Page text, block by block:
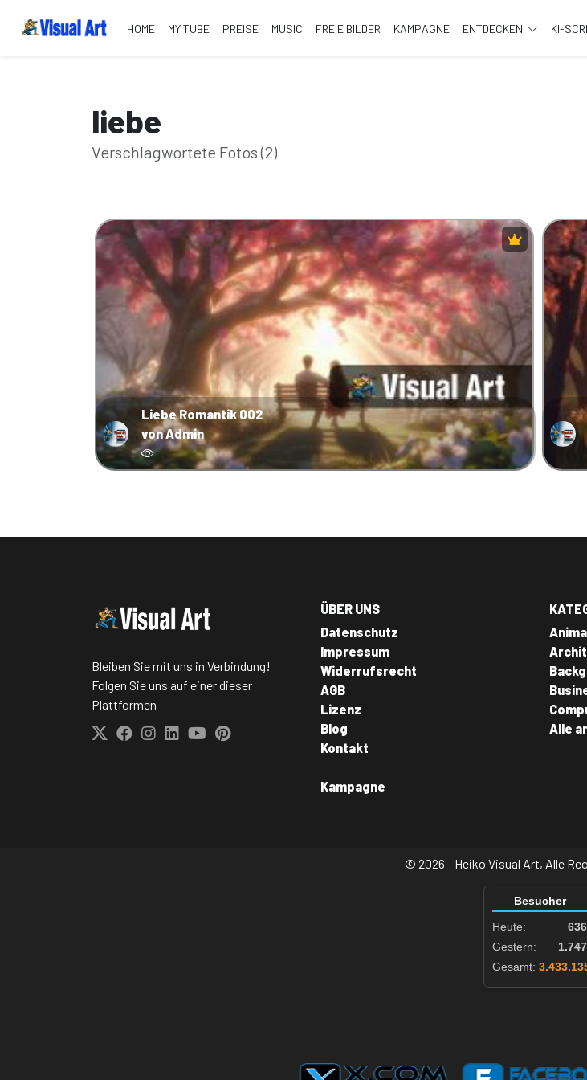
HOME MY TUBE PREISE MUSIC FREIE BILDER KAMPAGNE ENTDECKEN KI-
liebe
Verschlagwortete Fotos (2)
Liebe Romantik 002
von Admin
Bleiben Sie mit uns in Verbindung!
Folgen Sie uns auf einer dieser
Plattformen
ÜBER UNS
Datenschutz
Impressum
Widerrufsrecht
AGB
Lizenz
Blog
Kontakt
Kampagne
Alle
© 2026 - Heiko Visual Art, Alle
Besucher
Heute:
636
Gestern:
1.747
Gesamt: